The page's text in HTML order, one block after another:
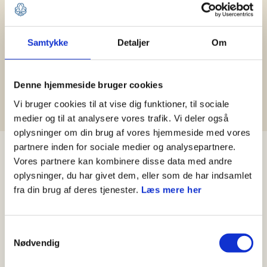
Samtykke Detaljer Om
Denne hjemmeside bruger cookies
Vi bruger cookies til at vise dig funktioner, til sociale
medier og til at analysere vores trafik. Vi deler også
oplysninger om din brug af vores hjemmeside med vores
partnere inden for sociale medier og analysepartnere.
Vores partnere kan kombinere disse data med andre
oplysninger, du har givet dem, eller som de har indsamlet
fra din brug af deres tjenester. Læs mere her
Nødvendig
Hjælp til Medlemsservice
Medlemshåndtering
Nyheder